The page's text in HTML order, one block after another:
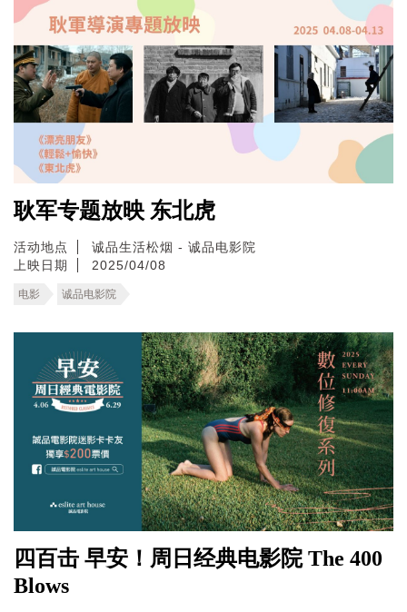
耿军专题放映 东北虎
活动地点
诚品生活松烟 - 诚品电影院
上映日期
2025/04/08
电影 诚品电影院
四百击 早安！周日经典电影院 The 400
Blows